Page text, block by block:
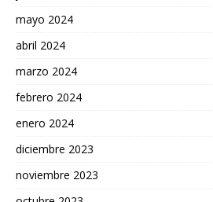
mayo 2024
abril 2024
marzo 2024
febrero 2024
enero 2024
diciembre 2023
noviembre 2023